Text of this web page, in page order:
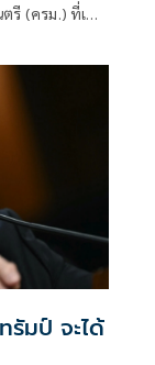
(ครม.) ที่เห็น
มป์ จะได้